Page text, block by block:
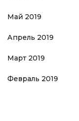
Май 2019
Апрель 2019
Март 2019
Февраль 2019